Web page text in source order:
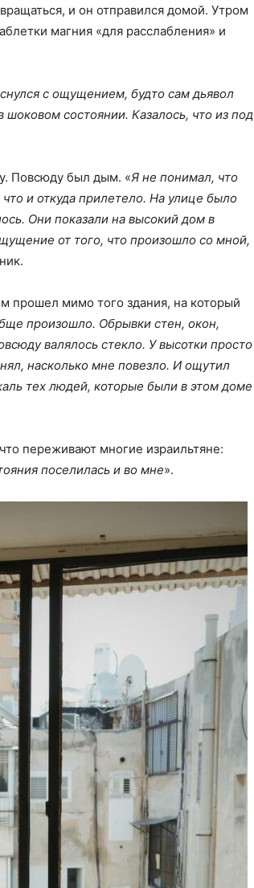
и он отправился домой. Утром
магния «для расслабления» и
с ощущением, будто сам дьявол
состоянии. Казалось, что из под
Повсюду был дым. «Я не понимал, что
и откуда прилетело. На улице было
Они показали на высокий дом в
от того, что произошло со мной,
прошел мимо того здания, на который
произошло. Обрывки стен, окон,
валялось стекло. У высотки просто
насколько мне повезло. И ощутил
тех людей, которые были в этом доме
переживают многие израильтяне:
поселилась и во мне».